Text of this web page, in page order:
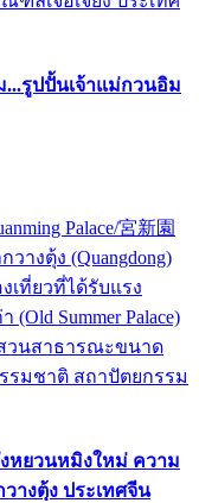
...รูปปั้นเจ้าแม่กวนอิม
Palace/宮新園
างตุ้ง (Quangdong)
เที่ยวที่ได้รับแรง
Summer Palace)
วนสาธารณะขนาด
รมชาติ สถาปัตยกรรม
งหยวนหมิงใหม่ ความ
างตุ้ง ประเทศจีน